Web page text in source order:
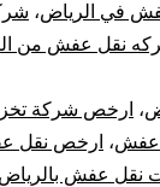
في الرياض،
نقل عفش من
، ارخص شركة
عفش، ارخص نقل
نقل عفش بالرياض